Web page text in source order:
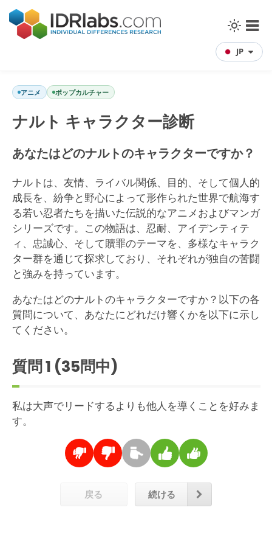
JP
アニメ ポップカルチャー
ナルト キャラクター診断
あなたはどのナルトのキャラクターですか？
ナルトは、友情、ライバル関係、目的、そして個人的
成長を、紛争と野心によって形作られた世界で航海す
る若い忍者たちを描いた伝説的なアニメおよびマンガ
シリーズです。この物語は、忍耐、アイデンティテ
ィ、忠誠心、そして贖罪のテーマを、多様なキャラク
ター群を通じて探求しており、それぞれが独自の苦闘
と強みを持っています。
あなたはどのナルトのキャラクターですか？以下の各
質問について、あなたにどれだけ響くかを以下に示し
てください。
質問1 (35問中)
私は大声でリードするよりも他人を導くことを好みま
す。
戻る 続ける